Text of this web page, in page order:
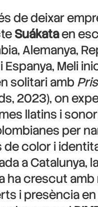
de deixar
Suákataen
Alemanya,
Espanya, Meli
solitari amb
2023), on
llatins i
per
de color i
a Catalunya,
ha crescut amb
i presència